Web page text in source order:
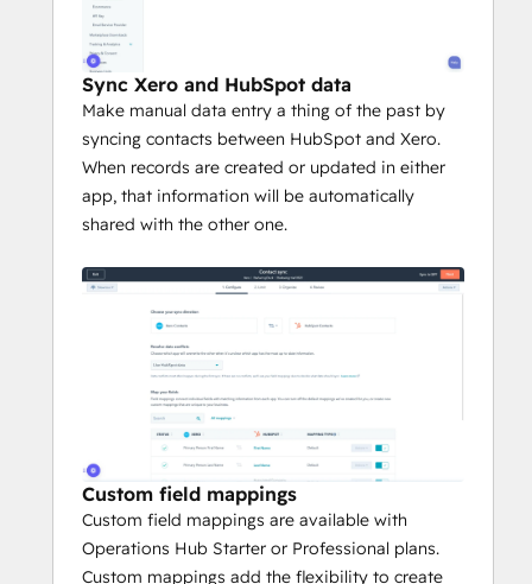
Sync Xero and HubSpot data
Make manual data entry a thing of the past by
syncing contacts between HubSpot and Xero.
When records are created or updated in either
app, that information will be automatically
shared with the other one.
Custom field mappings
Custom field mappings are available with
Operations Hub Starter or Professional plans.
Custom mappings add the flexibility to create